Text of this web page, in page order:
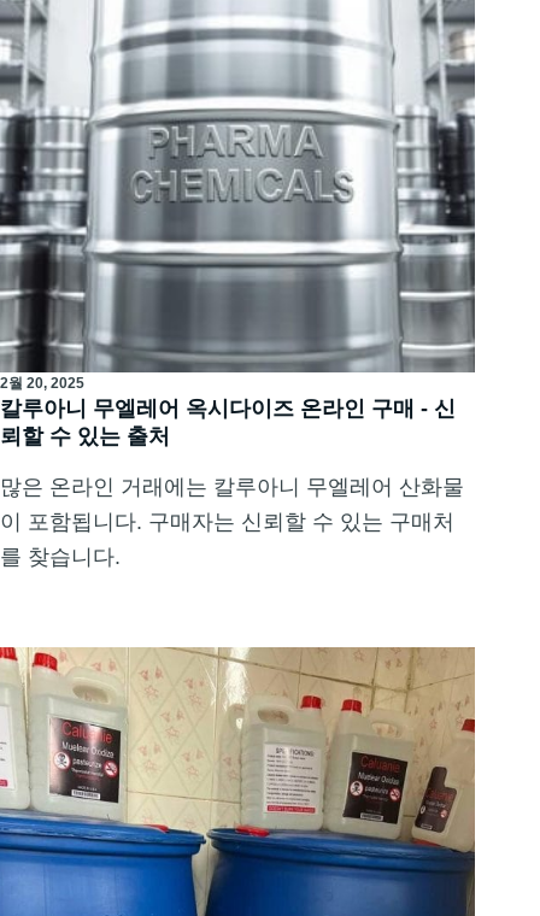
2월 20, 2025
칼루아니 무엘레어 옥시다이즈 온라인 구매 - 신
뢰할 수 있는 출처
많은 온라인 거래에는 칼루아니 무엘레어 산화물
이 포함됩니다. 구매자는 신뢰할 수 있는 구매처
를 찾습니다.